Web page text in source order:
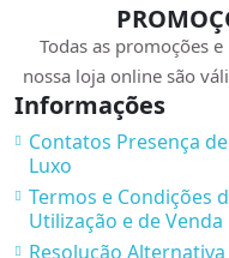
Todas as promoções
nossa loja online são
Informações
Contatos Presença de
Luxo
Termos e Condições
Utilização e de Venda
Resolução